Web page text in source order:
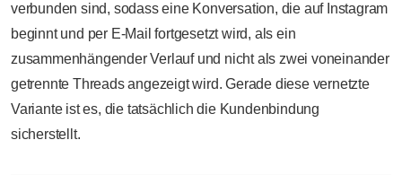
verbunden sind, sodass eine Konversation, die auf Instagram
beginnt und per E-Mail fortgesetzt wird, als ein
zusammenhängender Verlauf und nicht als zwei voneinander
getrennte Threads angezeigt wird. Gerade diese vernetzte
Variante ist es, die tatsächlich die Kundenbindung
sicherstellt.